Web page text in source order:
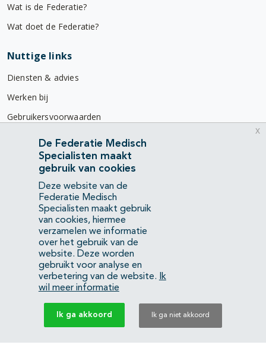
Wat is de Federatie?
Wat doet de Federatie?
Nuttige links
Diensten & advies
Werken bij
Gebruikersvoorwaarden
Privacyverklaring
Contact
Mercatorlaan 1200
3528 BL Utrecht
(088) 505 34 34
info@richtlijnendatabase.nl
YouTubeLinkedIn
KvK Federatie Medisch Specialisten:40483480
Privacyverklaring
De Federatie Medisch
Specialisten maakt
gebruik van cookies
Deze website van de
Federatie Medisch
Specialisten maakt gebruik
van cookies, hiermee
verzamelen we informatie
over het gebruik van de
website. Deze worden
gebruikt voor analyse en
verbetering van de website.
Ik
wil meer informatie
Ik ga akkoord Ik ga niet akkoord
x